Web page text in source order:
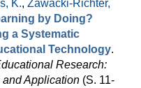
K., Zawacki-Richter,
by Doing?
a Systematic
Technology.
Research:
Application (S. 11-